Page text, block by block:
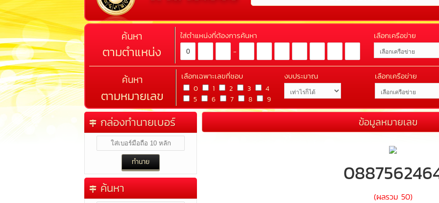
ค้นหา
ตามตำแหน่ง
ใส่ตำแหน่งที่ต้องการค้นหา
-
เลือกเครือข่าย
ค้นหา
ตามหมายเลข
เลือกเฉพาะเลขที่ชอบ
0 1 2 3
4
5
6 7 8 9
งบประมาณ เลือกเครือข่าย
กล่องทำนายเบอร์
ค้นหา
ข้อมูลหมายเลข
(ผลรวม 50)